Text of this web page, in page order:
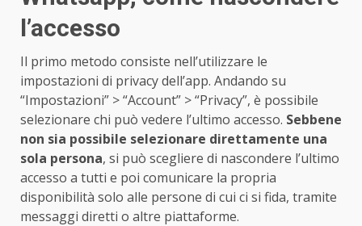
l’accesso
Il primo metodo consiste nell’utilizzare le
impostazioni di privacy dell’app. Andando su
“Impostazioni” > “Account” > “Privacy”, è possibile
selezionare chi può vedere l’ultimo accesso. Sebbene
non sia possibile selezionare direttamente una
sola persona, si può scegliere di nascondere l’ultimo
accesso a tutti e poi comunicare la propria
disponibilità solo alle persone di cui ci si fida, tramite
messaggi diretti o altre piattaforme.